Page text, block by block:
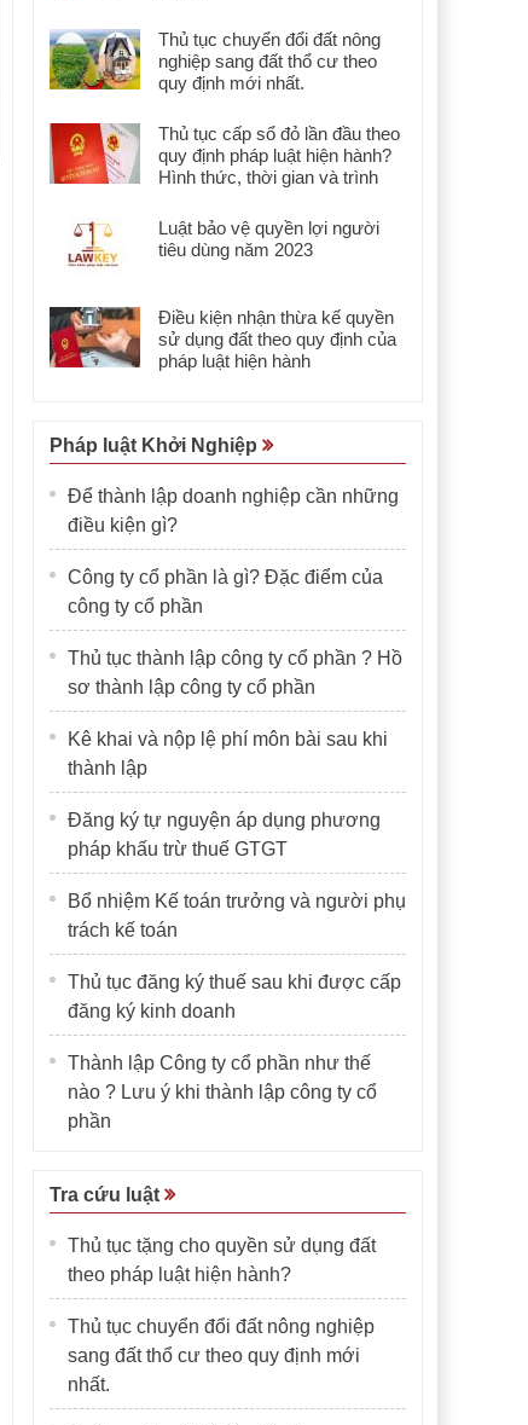
Thủ tục chuyển đổi đất nông
nghiệp sang đất thổ cư theo
quy định mới nhất.
Thủ tục cấp sổ đỏ lần đầu theo
quy định pháp luật hiện hành?
Hình thức, thời gian và trình
Luật bảo vệ quyền lợi người
tiêu dùng năm 2023
Điều kiện nhận thừa kế quyền
sử dụng đất theo quy định của
pháp luật hiện hành
Pháp luật Khởi Nghiệp
Để thành lập doanh nghiệp cần những
điều kiện gì?
Công ty cổ phần là gì? Đặc điểm của
công ty cổ phần
Thủ tục thành lập công ty cổ phần ? Hồ
sơ thành lập công ty cổ phần
Kê khai và nộp lệ phí môn bài sau khi
thành lập
Đăng ký tự nguyện áp dụng phương
pháp khấu trừ thuế GTGT
Bổ nhiệm Kế toán trưởng và người phụ
trách kế toán
Thủ tục đăng ký thuế sau khi được cấp
đăng ký kinh doanh
Thành lập Công ty cổ phần như thế
nào ? Lưu ý khi thành lập công ty cổ
phần
Tra cứu luật
Thủ tục tặng cho quyền sử dụng đất
theo pháp luật hiện hành?
Thủ tục chuyển đổi đất nông nghiệp
sang đất thổ cư theo quy định mới
nhất.